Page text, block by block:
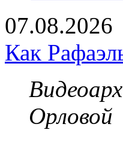
07.08.2026
Как
Орловой